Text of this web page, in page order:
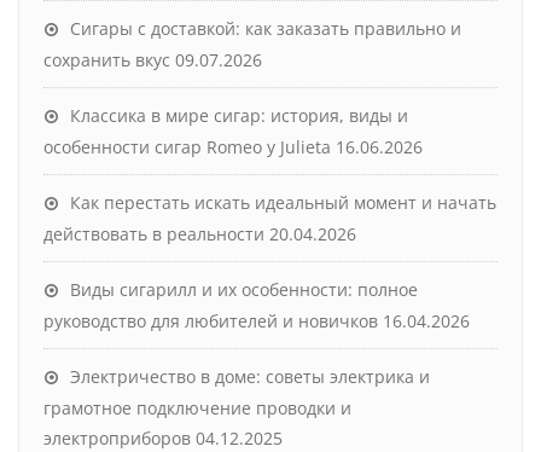
Сигары с доставкой: как заказать правильно и
сохранить вкус 09.07.2026
Классика в мире сигар: история, виды и
особенности сигар Romeo y Julieta 16.06.2026
Как перестать искать идеальный момент и начать
действовать в реальности 20.04.2026
Виды сигарилл и их особенности: полное
руководство для любителей и новичков 16.04.2026
Электричество в доме: советы электрика и
грамотное подключение проводки и
электроприборов 04.12.2025